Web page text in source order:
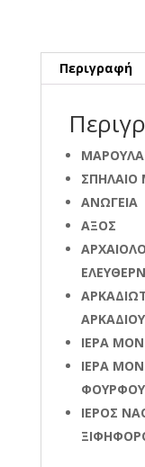
Περιγραφή
ΣΠΗΛΑΙΟ
ΑΝΩΓΕΙΑ
ΑΞΟΣ
ΑΡΚΑΔΙΟΥ
ΙΕΡΑ
ΙΕΡΑ
ΙΕΡΟΣ